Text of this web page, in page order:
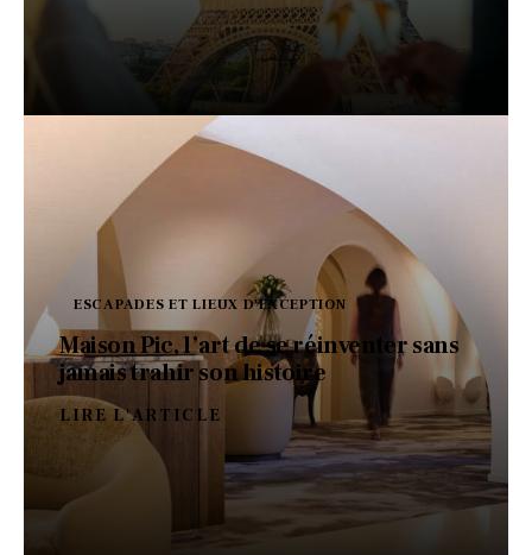
ESCAPADES ET LIEUX D'EXCEPTION
Maison Pic, l’art de se réinventer sans
jamais trahir son histoire
LIRE L'ARTICLE